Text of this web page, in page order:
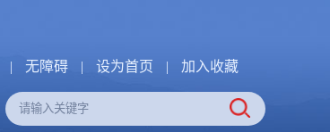
| 无障碍 | 设为首页 | 加入收藏